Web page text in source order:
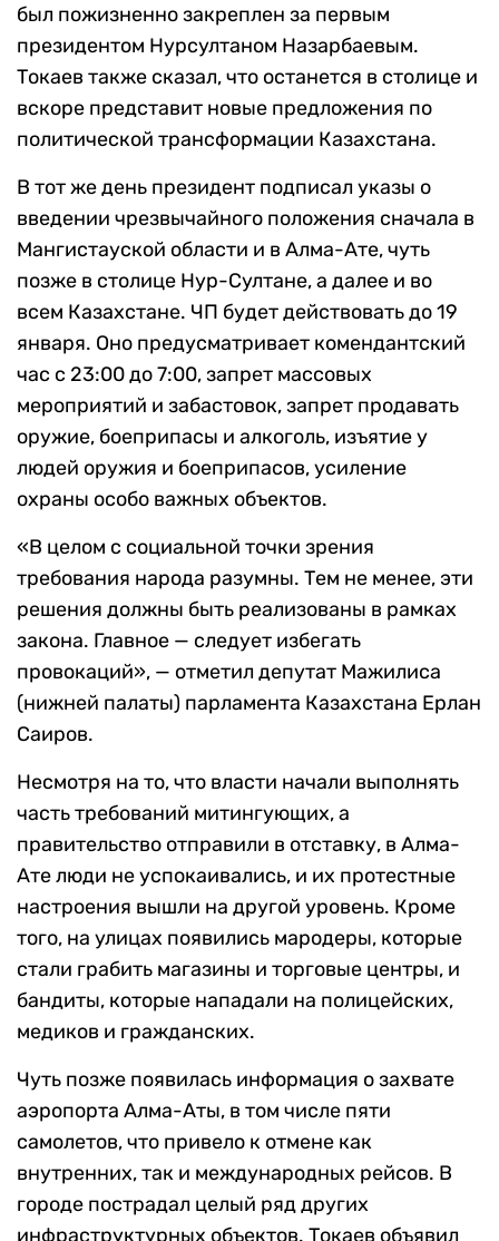
был пожизненно закреплен за первым
президентом Нурсултаном Назарбаевым.
Токаев также сказал, что останется в столице и
вскоре представит новые предложения по
политической трансформации Казахстана.
В тот же день президент подписал указы о
введении чрезвычайного положения сначала в
Мангистауской области и в Алма-Ате, чуть
позже в столице Нур-Султане, а далее и во
всем Казахстане. ЧП будет действовать до 19
января. Оно предусматривает комендантский
час с 23:00 до 7:00, запрет массовых
мероприятий и забастовок, запрет продавать
оружие, боеприпасы и алкоголь, изъятие у
людей оружия и боеприпасов, усиление
охраны особо важных объектов.
«В целом с социальной точки зрения
требования народа разумны. Тем не менее, эти
решения должны быть реализованы в рамках
закона. Главное — следует избегать
провокаций», — отметил депутат Мажилиса
(нижней палаты) парламента Казахстана Ерлан
Саиров.
Несмотря на то, что власти начали выполнять
часть требований митингующих, а
правительство отправили в отставку, в Алма-
Ате люди не успокаивались, и их протестные
настроения вышли на другой уровень. Кроме
того, на улицах появились мародеры, которые
стали грабить магазины и торговые центры, и
бандиты, которые нападали на полицейских,
медиков и гражданских.
Чуть позже появилась информация о захвате
аэропорта Алма-Аты, в том числе пяти
самолетов, что привело к отмене как
внутренних, так и международных рейсов. В
городе пострадал целый ряд других
инфраструктурных объектов. Токаев объявил